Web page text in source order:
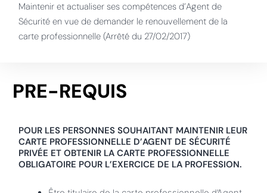
Maintenir et actualiser ses compétences d’Agent de
Sécurité en vue de demander le renouvellement de la
carte professionnelle (Arrêté du 27/02/2017)
PRE-REQUIS
POUR LES PERSONNES SOUHAITANT MAINTENIR LEUR
CARTE PROFESSIONNELLE D’AGENT DE SÉCURITÉ
PRIVÉE ET OBTENIR LA CARTE PROFESSIONNELLE
OBLIGATOIRE POUR L’EXERCICE DE LA PROFESSION.